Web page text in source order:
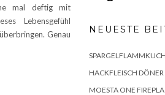
mal deftig mit
Lebensgefühl
Genau
NEUESTE
HACKFLEISCH DÖNER
MOESTA ONE